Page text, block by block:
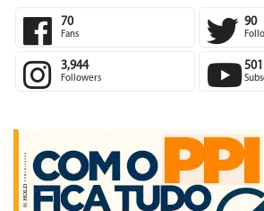
70 90
3,944 501